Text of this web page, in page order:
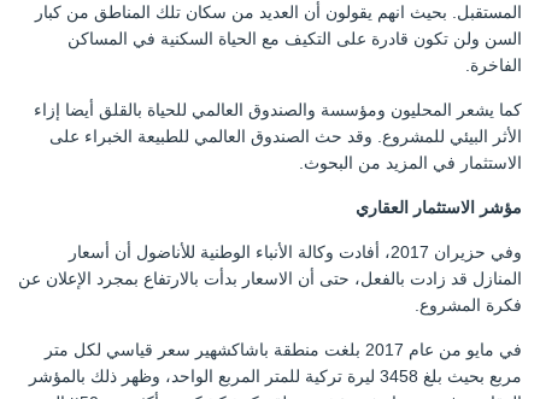
المستقبل. بحيث انهم يقولون أن العديد من سكان تلك المناطق من كبار
السن ولن تكون قادرة على التكيف مع الحياة السكنية في المساكن
الفاخرة.
كما يشعر المحليون ومؤسسة والصندوق العالمي للحياة بالقلق أيضا إزاء
الأثر البيئي للمشروع. وقد حث الصندوق العالمي للطبيعة الخبراء على
الاستثمار في المزيد من البحوث.
مؤشر الاستثمار العقاري
وفي حزيران 2017، أفادت وكالة الأنباء الوطنية للأناضول أن أسعار
المنازل قد زادت بالفعل، حتى أن الاسعار بدأت بالارتفاع بمجرد الإعلان عن
فكرة المشروع.
في مايو من عام 2017 بلغت منطقة باشاكشهير سعر قياسي لكل متر
مربع بحيث بلغ 3458 ليرة تركية للمتر المربع الواحد، وظهر ذلك بالمؤشر